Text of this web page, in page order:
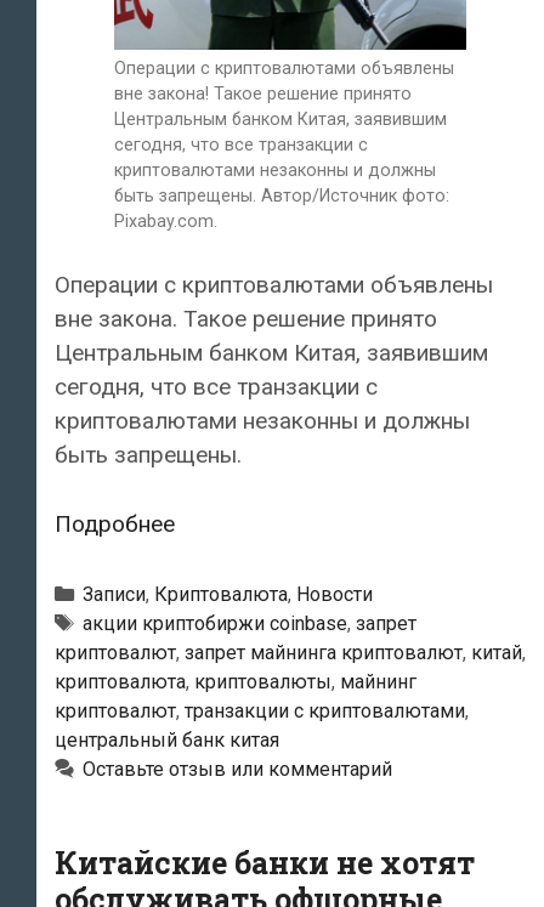
Операции с криптовалютами объявлены
вне закона! Такое решение принято
Центральным банком Китая, заявившим
сегодня, что все транзакции с
криптовалютами незаконны и должны
быть запрещены. Автор/Источник фото:
Pixabay.com.
Операции с криптовалютами объявлены
вне закона. Такое решение принято
Центральным банком Китая, заявившим
сегодня, что все транзакции с
криптовалютами незаконны и должны
быть запрещены.
ПодробнееОперации
криптовалютами
объявлены
вне
закона!
Рубрики
Записи, Криптовалюта, Новости
Метки
акции криптобиржи coinbase, запрет
криптовалют, запрет майнинга криптовалют, китай,
криптовалюта, криптовалюты, майнинг
криптовалют,транзакции с криптовалютами,
центральный банк китая
Оставьте отзыв или комментарий
Китайские банки не хотят
обслуживать офшорные